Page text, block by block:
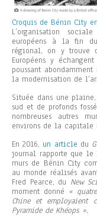
Croquis de Bénin City
L’organisation
européens à la fin
régional, on y trouve
Européens y
poussant
la modernisation de
Située dans une
sud et de profonds
nombreuses autres
environs de la
En 2016, un article du
journal rapporte que le
murs de Bénin City
au monde réalisés
Fred Pearce, du New
moment donné «
Chine et employaient
Pyramide de Khéops ».